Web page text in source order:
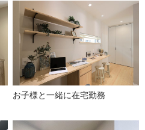
お子様と一緒に在宅勤務